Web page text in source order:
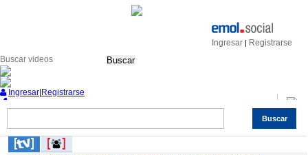
Ingresar | Registrarse
Buscar
Buscar
Ingresar Registrarse
Servicios